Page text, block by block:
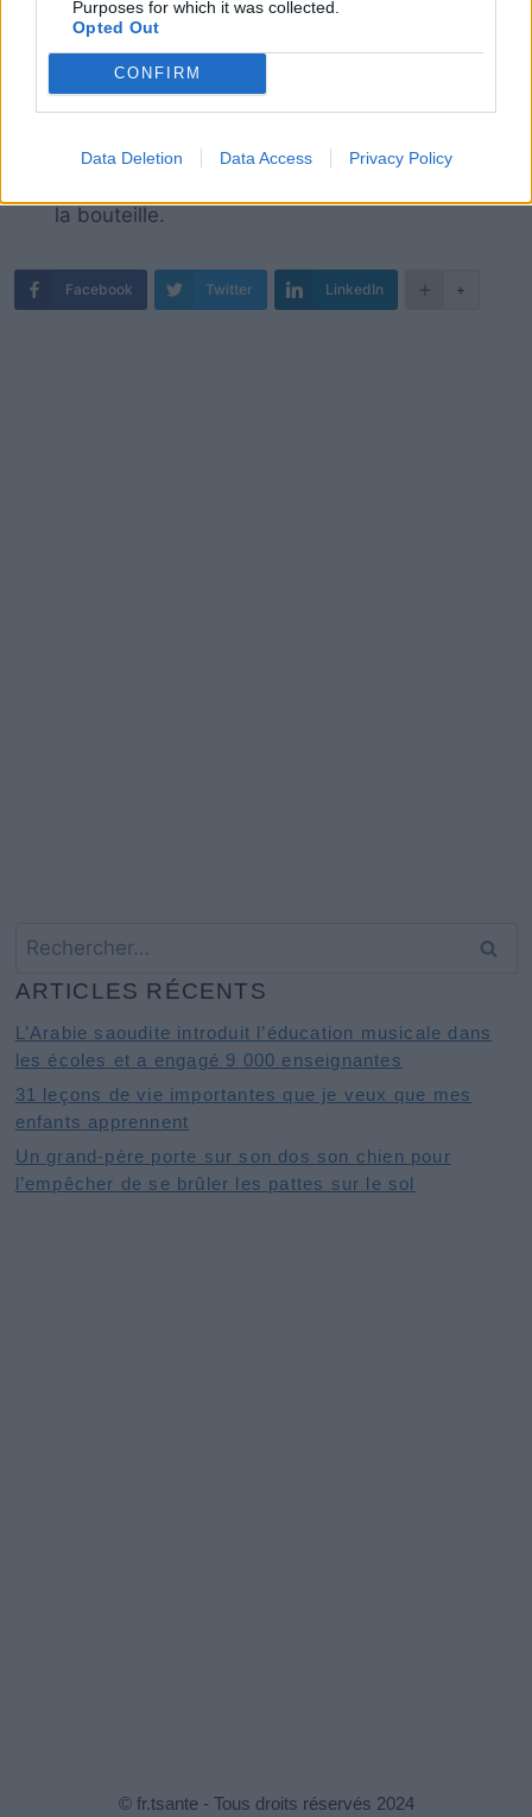
Purposes for which it was collected.
Opted Out
CONFIRM
Data Deletion Data Access Privacy Policy
Trempez la chaussette dans le bol
Soufflez doucement
Si vous voulez ajouter du colorant alimentaire,
déposer quelques goûtes directement sur la
chaussette. Surveiller bien les petits pour qu’ils
la bouteille.
Facebook Twitter LinkedIn +
ARTICLES RÉCENTS
L’Arabie saoudite introduit l’éducation musicale dans
les écoles et a engagé 9 000 enseignantes
31 leçons de vie importantes que je veux que mes
enfants apprennent
Un grand-père porte sur son dos son chien pour
l’empêcher de se brûler les pattes sur le sol
© fr.tsante - Tous droits réservés 2024